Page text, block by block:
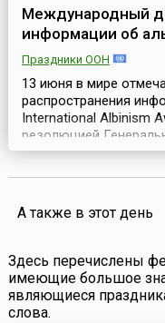
Международный
информации об
Праздники ООН
13 июня в мире
распространения
International Albinism
резолюцией
Объединенных Наций
незаразное,
присутствующее...
А также в этот день
Здесь перечислены
имеющие большое
являющиеся
слова.